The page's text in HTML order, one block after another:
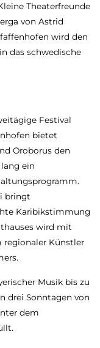
Theaterfreunde
von Astrid
wird den
das schwedische
Festival
bietet
Oroborus den
ein
bringt
Karibikstimmung
wird mit
regionaler Künstler
Musik bis zu
drei Sonntagen von
dem